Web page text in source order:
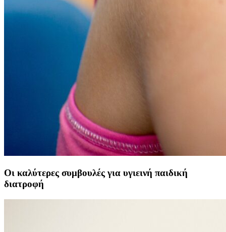
Οι καλύτερες συμβουλές για υγιεινή παιδική
διατροφή